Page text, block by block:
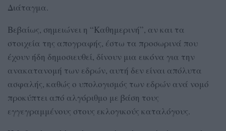
Διάταγμα.
Βεβαίως, σημειώνει η “Καθημερινή”, αν και τα
στοιχεία της απογραφής, έστω τα προσωρινά που
έχουν ήδη δημοσιευθεί, δίνουν μια εικόνα για την
ανακατανομή των εδρών, αυτή δεν είναι απόλυτα
ασφαλής, καθώς ο υπολογισμός των εδρών ανά νομό
προκύπτει από αλγόριθμο με βάση τους
εγγεγραμμένους στους εκλογικούς καταλόγους.